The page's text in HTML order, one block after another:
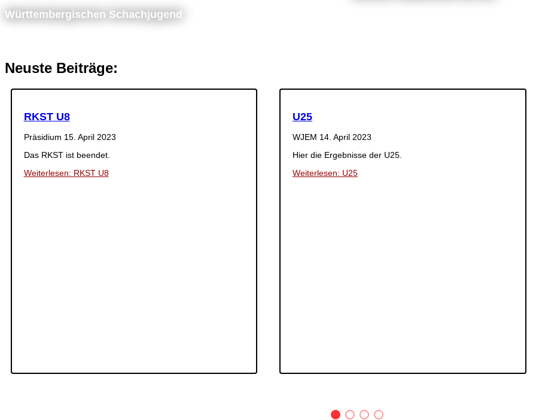
Württembergischen Schachjugend
Neuste Beiträge:
RKST U8
Präsidium 15. April 2023
Das RKST ist beendet.
Weiterlesen: RKST U8
U25
WJEM 14. April 2023
Hier die Ergebnisse der U25.
Weiterlesen: U25